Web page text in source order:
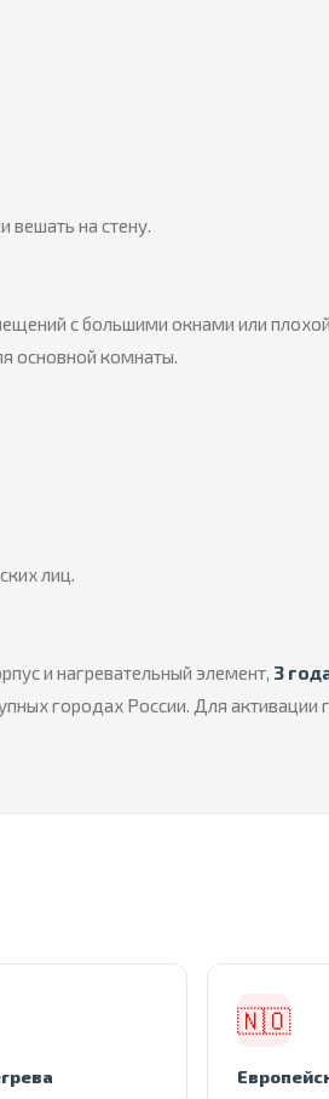
вешать на стену.
с большими окнами или
основной комнаты.
лиц.
и нагревательный элемент, 3
городах России. Для активации
🇳🇴